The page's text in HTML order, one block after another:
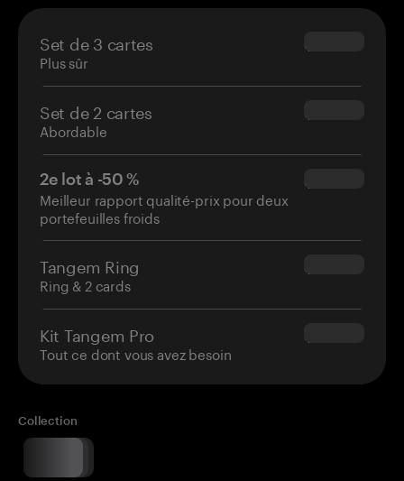
Set de 3 cartes
Plus sûr
$69.90
Set de 2 cartes
Abordable
$54.90
2e lot à -50 %
Meilleur rapport qualité-prix pour deux
portefeuilles froids
$34.95
Tangem Ring
Ring & 2 cards
$160.00
Kit Tangem Pro
Tout ce dont vous avez besoin
$180.00
Collection